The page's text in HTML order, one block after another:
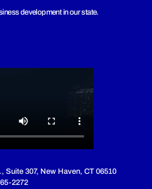
development in our state.
Suite 307, New Haven, CT 06510
2272